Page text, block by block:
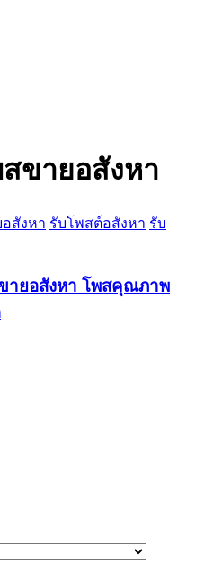
ขายอสังหา
สังหา รับโพสต์อสังหา รับ
ายอสังหา โพสคุณภาพ